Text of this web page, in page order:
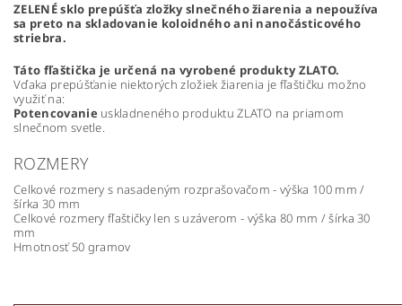
ZELENÉ sklo prepúšťa zložky slnečného žiarenia a nepoužíva
sa preto na skladovanie koloidného ani nanočásticového
striebra.
Táto fľaštička je určená na vyrobené produkty ZLATO.
Vďaka prepúšťanie niektorých zložiek žiarenia je fľaštičku možno
využiť na:
Potencovanie uskladneného produktu ZLATO na priamom
slnečnom svetle.
ROZMERY
Celkové rozmery s nasadeným rozprašovačom - výška 100 mm /
šírka 30 mm
Celkové rozmery fľaštičky len s uzáverom - výška 80 mm / šírka 30
mm
Hmotnosť 50 gramov